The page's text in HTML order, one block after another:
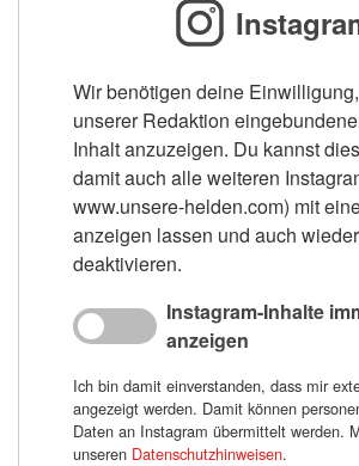
Wir benötigen deine
unserer Redaktion
Inhalt anzuzeigen. Du kannst
damit auch alle weiteren
www.unsere-helden.com) mit
anzeigen lassen und auch wieder
deaktivieren.
Instagram-Inhalte
anzeigen
Ich bin damit einverstanden, dass mir
angezeigt werden. Damit können
Daten an Instagram übermittelt werden.
unseren Datenschutzhinweisen.